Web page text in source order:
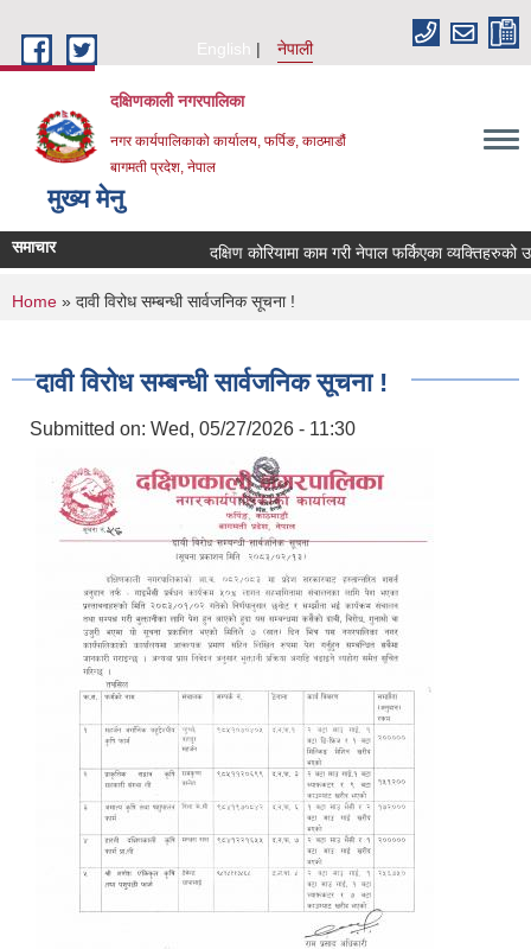
English
नेपाली
दक्षिणकाली नगरपालिका
नगर कार्यपालिकाको कार्यालय, फर्पिङ, काठमाडौं
बागमती प्रदेश, नेपाल
मुख्य मेनु
समाचार दक्षिण कोरियामा काम गरी नेपाल फर्किएका
You are here
Home » दावी विरोध सम्बन्धी सार्वजनिक सूचना !
दावी विरोध सम्बन्धी सार्वजनिक सूचना !
Submitted on: Wed, 05/27/2026 - 11:30